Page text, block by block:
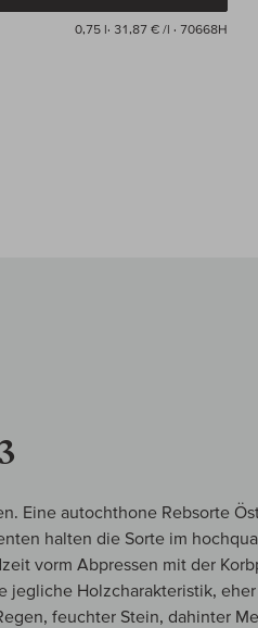
0,75 l· 31,87 € /l · 70668H
Eine autochthone Rebsorte
halten die Sorte im
vorm Abpressen mit der
jegliche Holzcharakteristik,
feuchter Stein, dahinter